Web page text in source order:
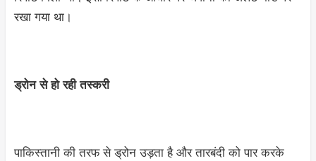
रखा गया था।
ड्रोन से हो रही तस्करी
पाकिस्तानी की तरफ से ड्रोन उड़ता है और तारबंदी को पार करके